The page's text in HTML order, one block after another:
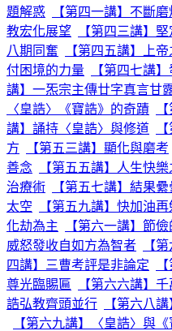
題解惑
【第四一講】不斷
教宏化展望
【第四三講】
八期同奮
【第四五講】上
付困境的力量
【第四七講
講】一炁宗主傳廿字真言甘
〈皇誥〉《寶誥》的奇蹟
講】誦持〈皇誥〉與修道
方
【第五三講】顯化與磨考
善念
【第五五講】人生快樂
治療術
【第五七講】結果
太空
【第五九講】快加油再
化劫為主
【第六一講】節
威怒發收自如方為智者
【
四講】三曹考評是非論定
尊光臨賜匾
【第六六講】
誥弘教齊頭並行
【第六八
【第六九講】〈皇誥〉與